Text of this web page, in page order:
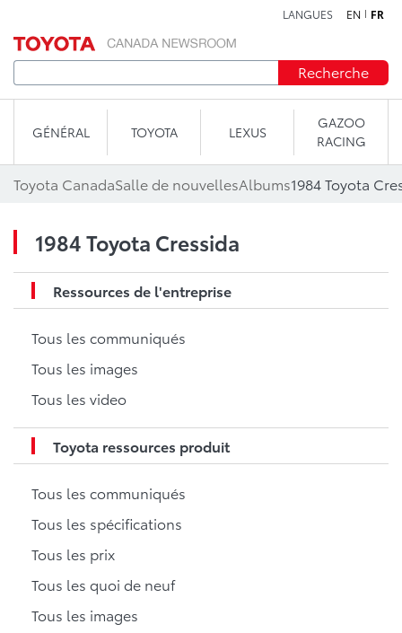
LANGUES EN FR
Recherche
GÉNÉRAL TOYOTA LEXUS
GAZOO
RACING
Toyota CanadaSalle de nouvellesAlbums1984 Toyota
1984 Toyota Cressida
Ressources de l'entreprise
Tous les communiqués
Tous les images
Tous les video
Toyota ressources produit
Tous les communiqués
Tous les spécifications
Tous les prix
Tous les quoi de neuf
Tous les images